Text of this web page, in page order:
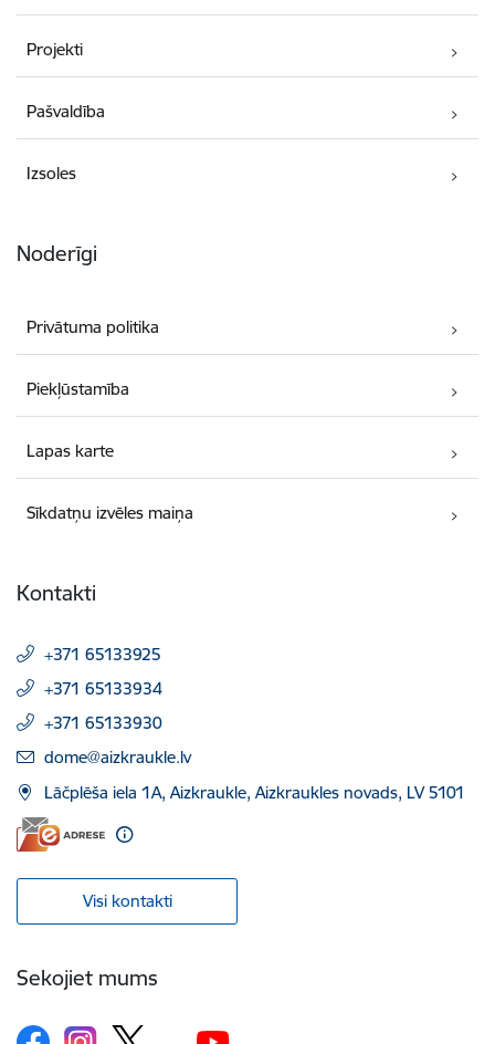
Projekti
Pašvaldība
Izsoles
Noderīgi
Privātuma politika
Piekļūstamība
Lapas karte
Sīkdatņu izvēles maiņa
Kontakti
+371 65133925
+371 65133934
+371 65133930
E-pasts:
dome@aizkraukle.lv
Lāčplēša iela 1A, Aizkraukle, Aizkraukles novads, LV 5101
Visi kontakti
Sekojiet mums